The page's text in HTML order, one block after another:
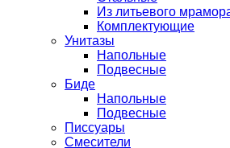
Из литьевого
Комплектующие
Унитазы
Напольные
Подвесные
Биде
Напольные
Подвесные
Писсуары
Смесители